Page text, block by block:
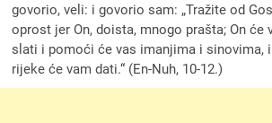
govorio, veli: i govorio sam: „Tražite od
oprost jer On, doista, mnogo prašta; On će
slati i pomoći će vas imanjima i sinovima,
rijeke će vam dati.“ (En-Nuh, 10-12.)